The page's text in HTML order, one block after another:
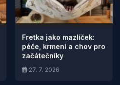
Fretka jako mazlíček:
péče, krmení a chov pro
začátečníky
27. 7. 2026